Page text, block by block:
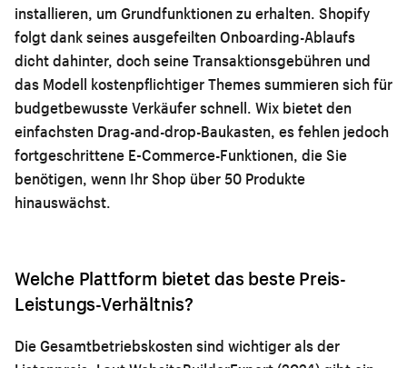
installieren, um Grundfunktionen zu erhalten. Shopify
folgt dank seines ausgefeilten Onboarding-Ablaufs
dicht dahinter, doch seine Transaktionsgebühren und
das Modell kostenpflichtiger Themes summieren sich für
budgetbewusste Verkäufer schnell. Wix bietet den
einfachsten Drag-and-drop-Baukasten, es fehlen jedoch
fortgeschrittene E-Commerce-Funktionen, die Sie
benötigen, wenn Ihr Shop über 50 Produkte
hinauswächst.
Welche Plattform bietet das beste Preis-
Leistungs-Verhältnis?
Die Gesamtbetriebskosten sind wichtiger als der